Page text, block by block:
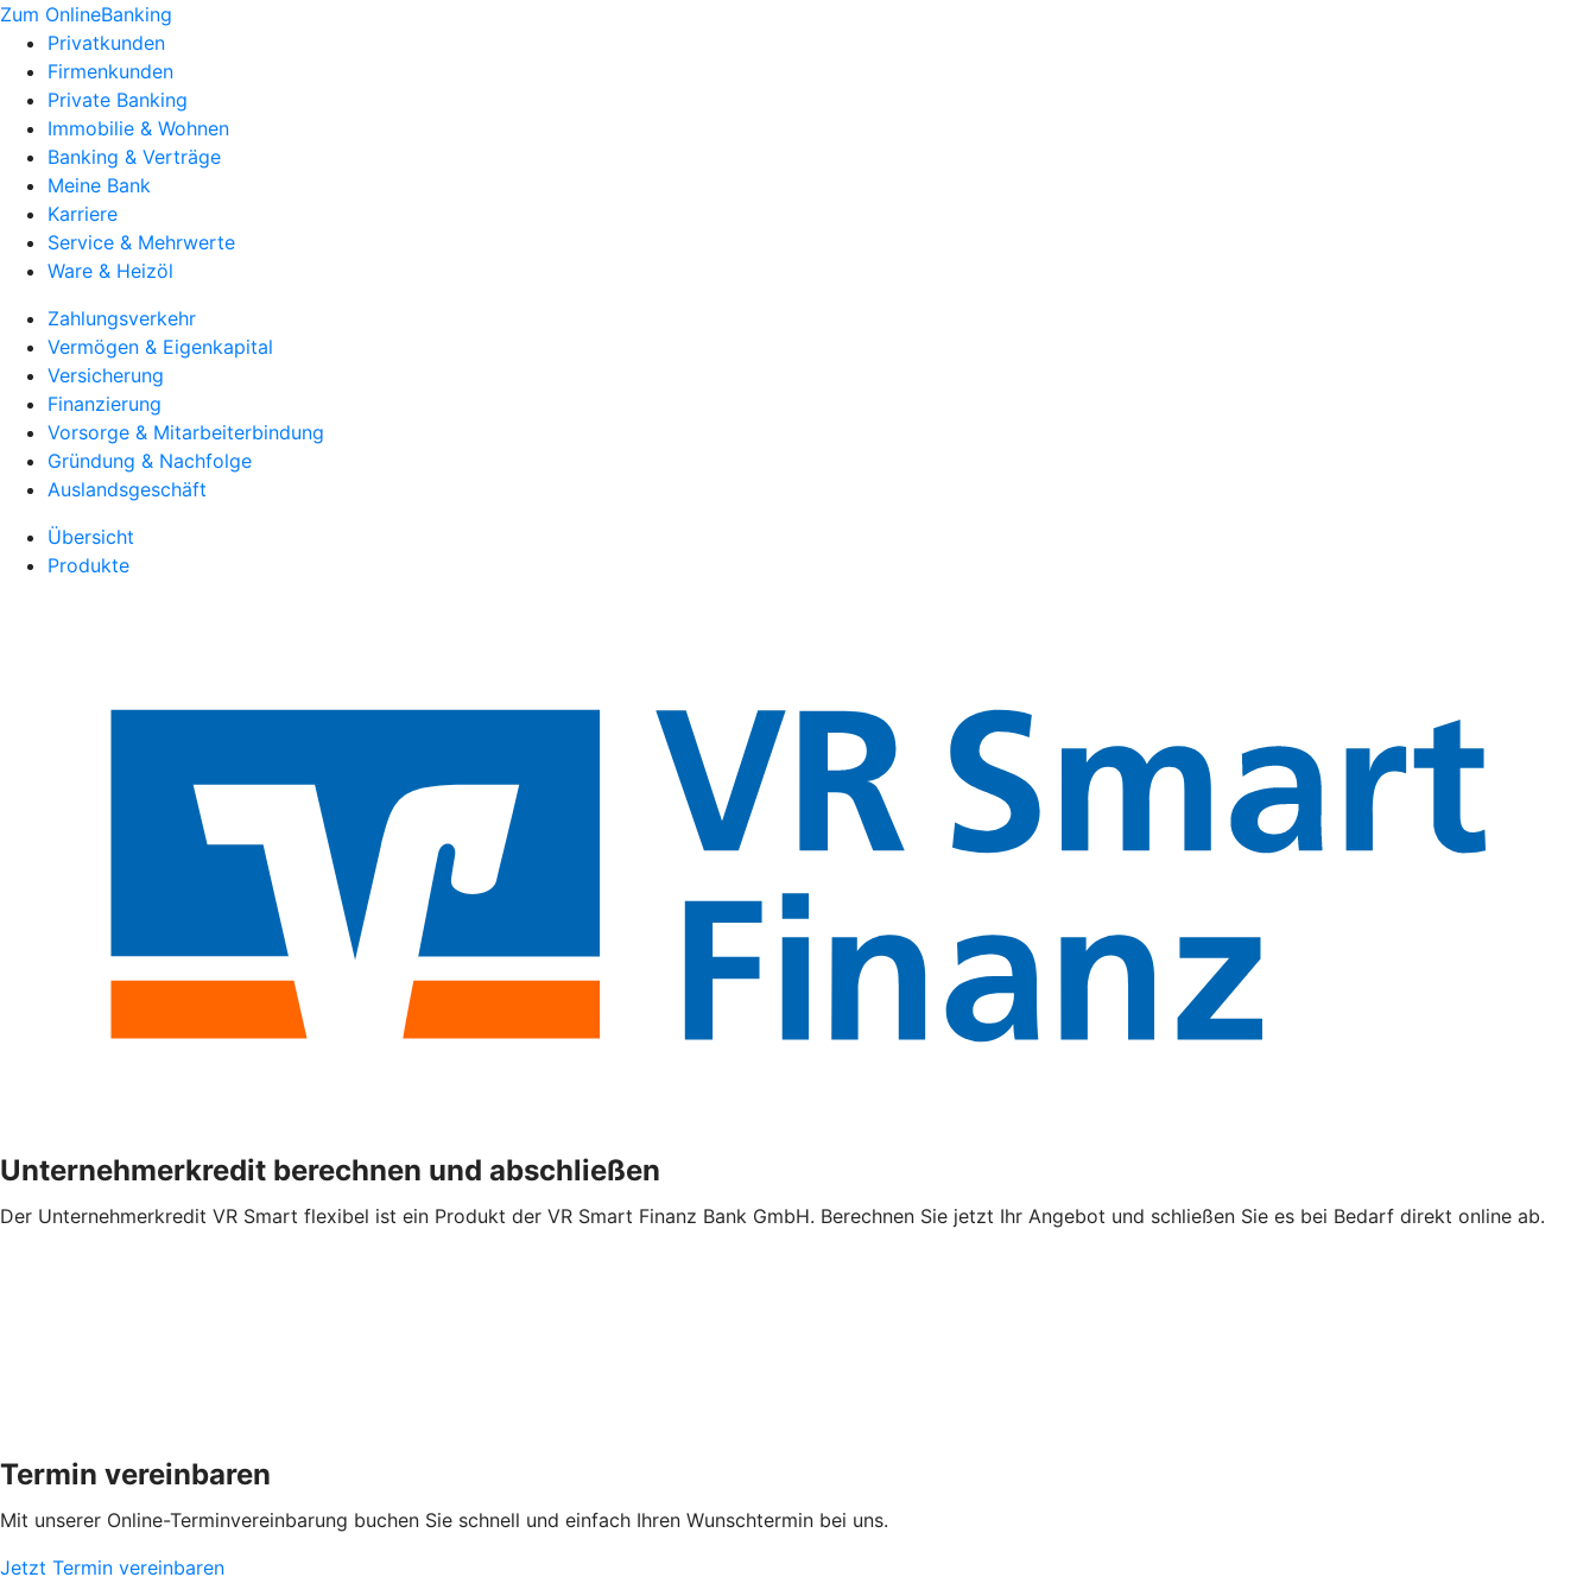
Zum OnlineBanking
Privatkunden
Firmenkunden
Private Banking
Immobilie & Wohnen
Banking & Verträge
Meine Bank
Karriere
Service & Mehrwerte
Ware & Heizöl
Zahlungsverkehr
Vermögen & Eigenkapital
Versicherung
Finanzierung
Vorsorge & Mitarbeiterbindung
Gründung & Nachfolge
Auslandsgeschäft
Übersicht
Produkte
Unternehmerkredit berechnen und abschließen
Der Unternehmerkredit VR Smart flexibel ist ein Produkt der VR Smart Finanz Bank GmbH. Berechnen Sie jetzt Ihr Angebot und schließen Sie es bei Bedarf direkt online ab.
Termin vereinbaren
Mit unserer Online-Terminvereinbarung buchen Sie schnell und einfach Ihren Wunschtermin bei uns.
Jetzt Termin vereinbaren